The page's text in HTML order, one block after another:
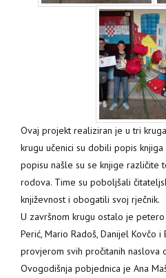
Ovaj projekt realiziran je u tri
krugu učenici su dobili popis
popisu našle su se knjige različite
rodova. Time su poboljšali
književnost i obogatili svoj rječnik.
U završnom krugu ostalo je petero
Perić, Mario Radoš, Danijel Kovčo i
provjerom svih pročitanih naslova
Ovogodišnja pobjednica je Ana